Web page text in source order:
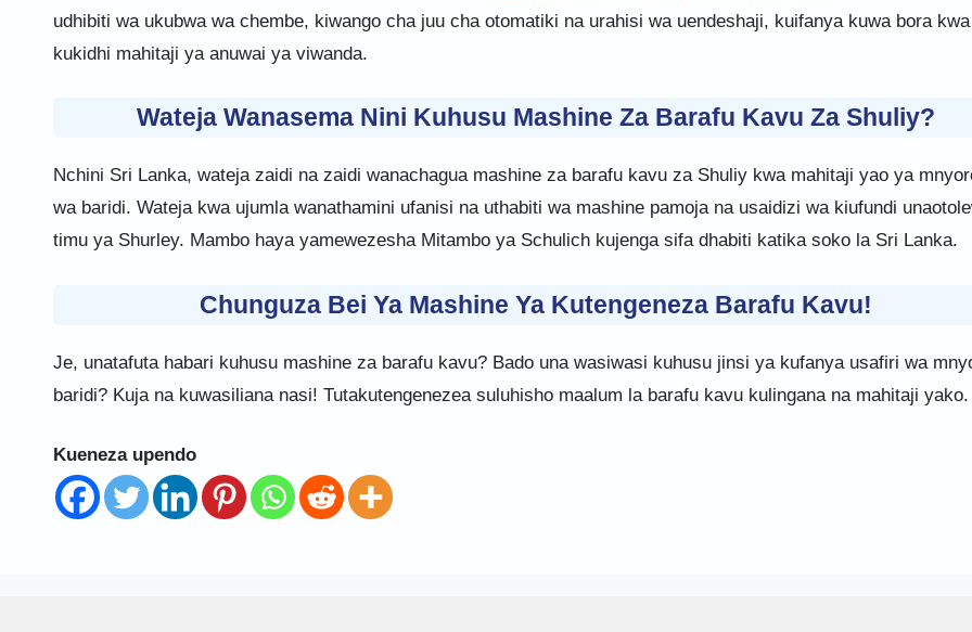
udhibiti wa ukubwa wa chembe, kiwango cha juu cha otomatiki na urahisi wa uendeshaji, kuifanya kuwa bora kwa
kukidhi mahitaji ya anuwai ya viwanda.
Wateja Wanasema Nini Kuhusu Mashine Za Barafu Kavu Za Shuliy?
Nchini Sri Lanka, wateja zaidi na zaidi wanachagua mashine za barafu kavu za Shuliy kwa mahitaji yao ya
wa baridi. Wateja kwa ujumla wanathamini ufanisi na uthabiti wa mashine pamoja na usaidizi wa kiufundi
timu ya Shurley. Mambo haya yamewezesha Mitambo ya Schulich kujenga sifa dhabiti katika soko la Sri Lanka.
Chunguza Bei Ya Mashine Ya Kutengeneza Barafu Kavu!
Je, unatafuta habari kuhusu mashine za barafu kavu? Bado una wasiwasi kuhusu jinsi ya kufanya usafiri wa
baridi? Kuja na kuwasiliana nasi! Tutakutengenezea suluhisho maalum la barafu kavu kulingana na mahitaji yako.
Kueneza upendo